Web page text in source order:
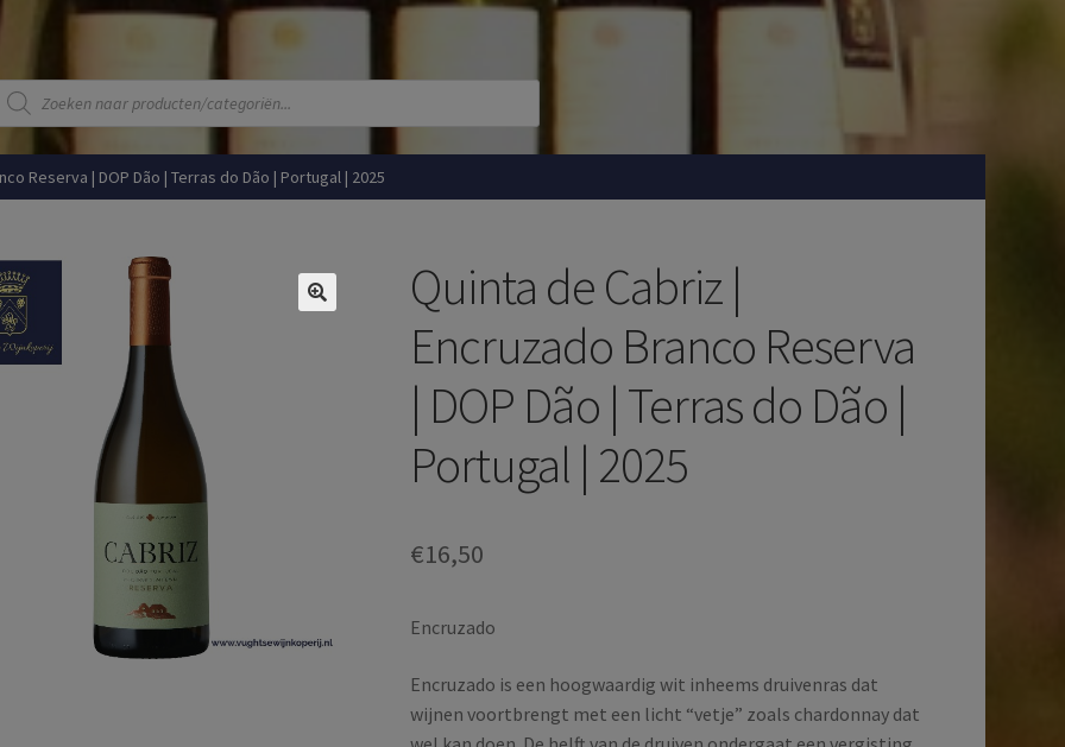
Reserva | DOP Dão | Terras do Dão | Portugal | 2025
Quinta de Cabriz |
Encruzado Branco Reserva
| DOP Dão | Terras do Dão |
Portugal | 2025
€16,50
Encruzado
Encruzado is een hoogwaardig wit inheems druivenras dat
wijnen voortbrengt met een licht “vetje” zoals chardonnay dat